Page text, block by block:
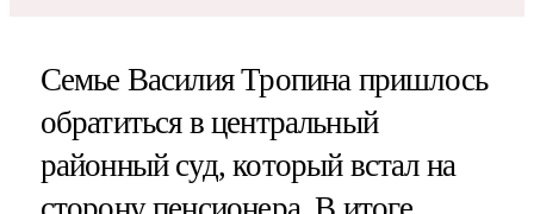
Семье Василия Тропина пришлось
обратиться в центральный
районный суд, который встал на